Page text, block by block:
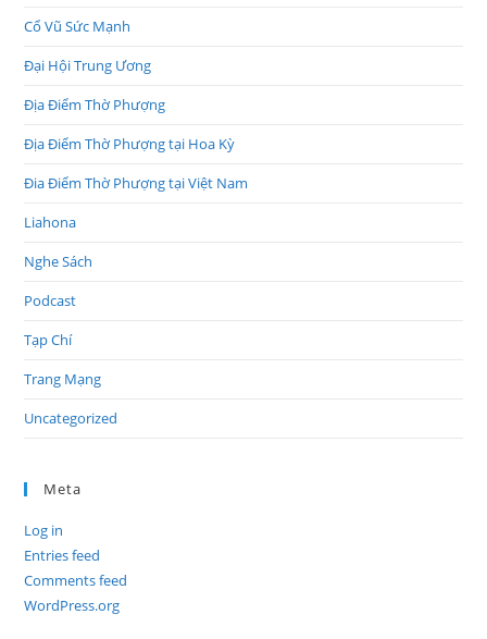
Cổ Vũ Sức Mạnh
Đại Hội Trung Ương
Địa Điểm Thờ Phượng
Địa Điểm Thờ Phượng tại Hoa Kỳ
Đia Điểm Thờ Phượng tại Việt Nam
Liahona
Nghe Sách
Podcast
Tạp Chí
Trang Mạng
Uncategorized
Meta
Log in
Entries feed
Comments feed
WordPress.org